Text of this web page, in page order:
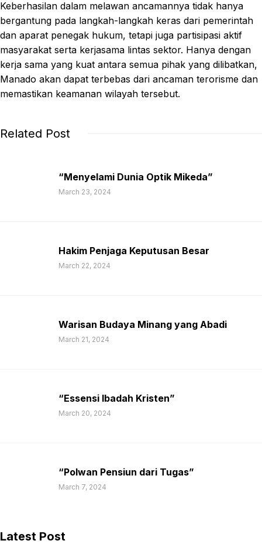
Keberhasilan dalam melawan ancamannya tidak hanya
bergantung pada langkah-langkah keras dari pemerintah
dan aparat penegak hukum, tetapi juga partisipasi aktif
masyarakat serta kerjasama lintas sektor. Hanya dengan
kerja sama yang kuat antara semua pihak yang dilibatkan,
Manado akan dapat terbebas dari ancaman terorisme dan
memastikan keamanan wilayah tersebut.
Related Post
“Menyelami Dunia Optik Mikeda”
March 23, 2024
Hakim Penjaga Keputusan Besar
March 22, 2024
Warisan Budaya Minang yang Abadi
March 21, 2024
“Essensi Ibadah Kristen”
March 20, 2024
“Polwan Pensiun dari Tugas”
March 7, 2024
Latest Post